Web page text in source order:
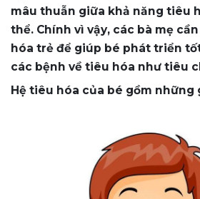
mâu thuẫn giữa khả năng tiêu
thể. Chính vì vậy, các bà mẹ
hóa trẻ để giúp bé phát triển
các bệnh về tiêu hóa như tiêu
Hệ tiêu hóa của bé gồm những